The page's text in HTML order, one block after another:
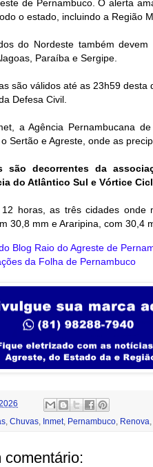
de Pernambuco. O alerta
o estado, incluindo a Região
do Nordeste também
Paraíba e Sergipe.
são válidos até as 23h59
Defesa Civil.
a Agência Pernambucana
Sertão e Agreste, onde as
são decorrentes da
do Atlântico Sul e Vórtice
12 horas, as três cidades onde
30,8 mm e Araripina, com 30,4
Blog Raio do Agreste de
da Folha de Pernambuco
Chuvas Inmet, Pernambuco Renova
comentário: